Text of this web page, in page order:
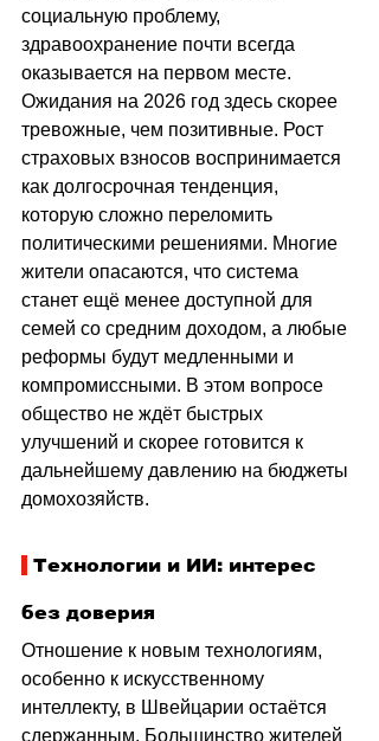
социальную проблему,
здравоохранение почти всегда
оказывается на первом месте.
Ожидания на 2026 год здесь скорее
тревожные, чем позитивные. Рост
страховых взносов воспринимается
как долгосрочная тенденция,
которую сложно переломить
политическими решениями. Многие
жители опасаются, что система
станет ещё менее доступной для
семей со средним доходом, а любые
реформы будут медленными и
компромиссными. В этом вопросе
общество не ждёт быстрых
улучшений и скорее готовится к
дальнейшему давлению на бюджеты
домохозяйств.
Технологии и ИИ: интерес
без доверия
Отношение к новым технологиям,
особенно к искусственному
интеллекту, в Швейцарии остаётся
сдержанным. Большинство жителей